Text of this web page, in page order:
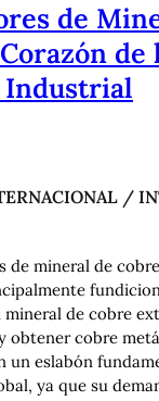
de
de
Industrial
/
de mineral de
de cobre
obtener cobre
un eslabón
ya que su